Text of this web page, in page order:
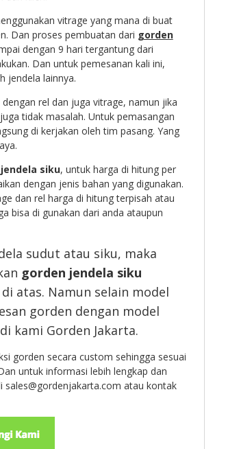
vitrage yang mana di buat
Dan proses pembuatan dari gorden
dengan 9 hari tergantung dari
Dan untuk pemesanan kali ini,
jendela lainnya.
rel dan juga vitrage, namun jika
tidak masalah. Untuk pemasangan
di kerjakan oleh tim pasang. Yang
siku, untuk harga di hitung per
dengan jenis bahan yang digunakan.
dan rel harga di hitung terpisah atau
bisa di gunakan dari anda ataupun
sudut atau siku, maka
gorden jendela siku
atas. Namun selain model
gorden dengan model
kami Gorden Jakarta.
gorden secara custom sehingga sesuai
untuk informasi lebih lengkap dan
sales@gordenjakarta.com atau kontak